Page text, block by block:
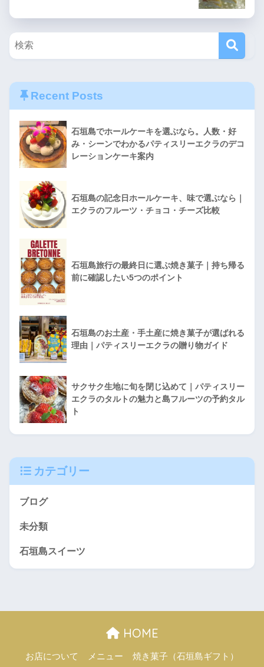
Recent Posts
石垣島でホールケーキを選ぶなら。人数・好
み・シーンでわかるパティスリーエクラのデコ
レーションケーキ案内
石垣島の記念日ホールケーキ、味で選ぶなら｜
エクラのフルーツ・チョコ・チーズ比較
石垣島旅行の最終日に選ぶ焼き菓子｜持ち帰る
前に確認したい5つのポイント
石垣島のお土産・手土産に焼き菓子が選ばれる
理由｜パティスリーエクラの贈り物ガイド
サクサク生地に旬を閉じ込めて｜パティスリー
エクラのタルトの魅力と島フルーツの予約タル
ト
カテゴリー
ブログ
未分類
石垣島スイーツ
HOME
お店について メニュー 焼き菓子（石垣島ギフト）